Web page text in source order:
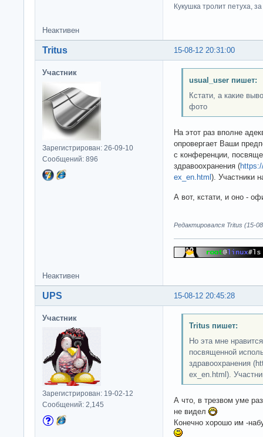
Кукушка тролит петуха,
Неактивен
15-08-12 20:31:00
Tritus
Участник
Зарегистрирован: 26-09-10
Сообщений: 896
usual_user пишет:
Кстати, а какие
фото
На этот раз вполне
опровергает Ваши
с конференции,
здравоохранения (
ex_en.html ). Участники
А вот, кстати, и оно -
Редактировался Tritus (15-
Неактивен
15-08-12 20:45:28
UPS
Участник
Зарегистрирован: 19-02-12
Сообщений: 2,145
Tritus пишет:
Но эта мне
посвященной
здравоохранения
ex_en.html).
А что, в трезвом уме
не видел
Конечно хорошо им -